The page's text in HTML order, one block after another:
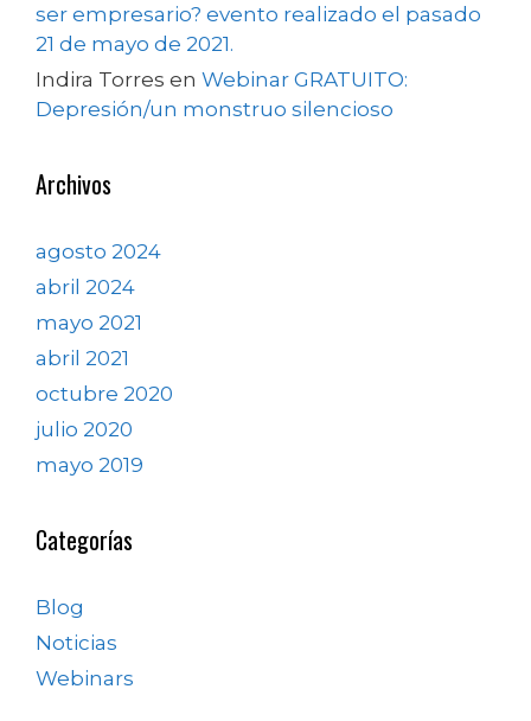
ser empresario? evento realizado el pasado
21 de mayo de 2021.
Indira Torres en Webinar GRATUITO:
Depresión/un monstruo silencioso
Archivos
agosto 2024
abril 2024
mayo 2021
abril 2021
octubre 2020
julio 2020
mayo 2019
Categorías
Blog
Noticias
Webinars